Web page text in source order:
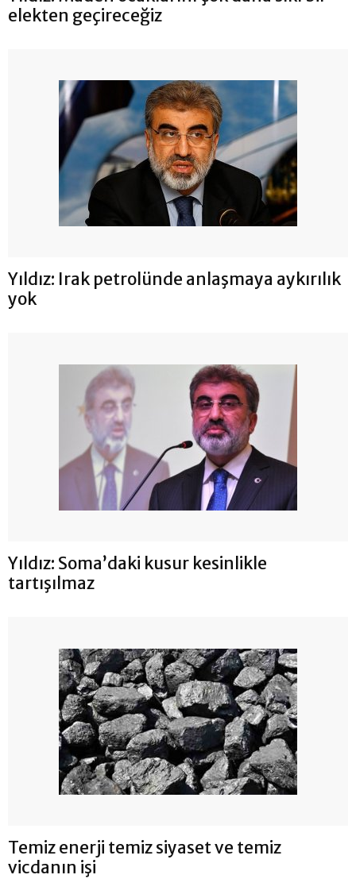
elekten geçireceğiz
Yıldız: Irak petrolünde anlaşmaya aykırılık
yok
Yıldız: Soma’daki kusur kesinlikle
tartışılmaz
Temiz enerji temiz siyaset ve temiz
vicdanın işi